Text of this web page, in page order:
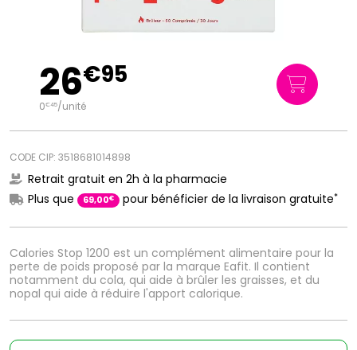
Calories Stop 1200 est un complément alimentaire pour la
perte de poids proposé par la marque Eafit. Il contient
notamment du cola, qui aide à brûler les graisses, et du
nopal qui aide à réduire l'apport calorique.
26€95
0€45/unité
CODE CIP: 3518681014898
Retrait gratuit en 2h à la pharmacie
Plus que
69,00€ pour bénéficier de la livraison gratuite*